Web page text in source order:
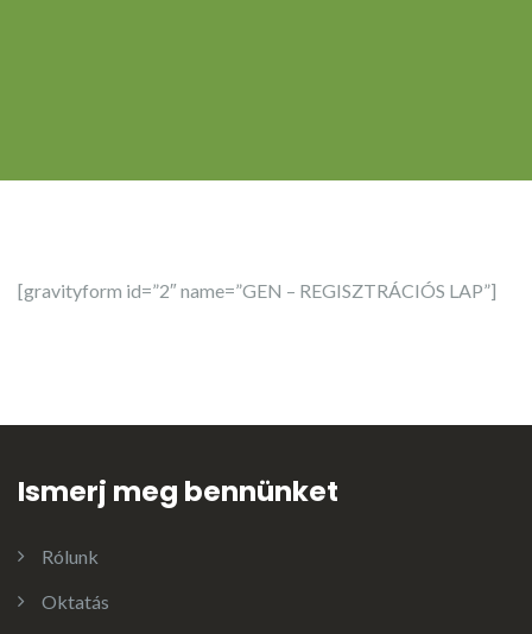
[gravityform id=”2″ name=”GEN – REGISZTRÁCIÓS LAP”]
Ismerj meg bennünket
Rólunk
Oktatás